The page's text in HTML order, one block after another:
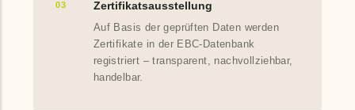
03 Zertifikatsausstellung
Auf Basis der geprüften Daten werden
Zertifikate in der EBC-Datenbank
registriert – transparent, nachvollziehbar,
handelbar.